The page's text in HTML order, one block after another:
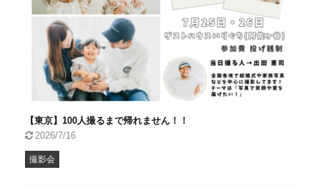
【東京】100人撮るまで帰れません！！
2026/7/16
撮影会